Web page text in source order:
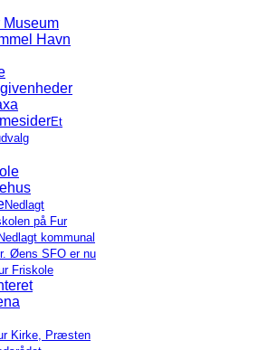
Museum
Havn
Et
Nedlagt
på Fur
Nedlagt kommunal
Øens SFO er nu
Friskole
Kirke, Præsten